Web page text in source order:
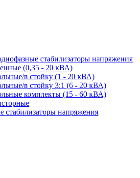
стабилизаторы напряжения
(0,35 - 20 кВА)
в стойку (1 - 20 кВА)
в стойку 3:1 (6 - 20 кВА)
комплекты (15 - 60 кВА)
стабилизаторы напряжения